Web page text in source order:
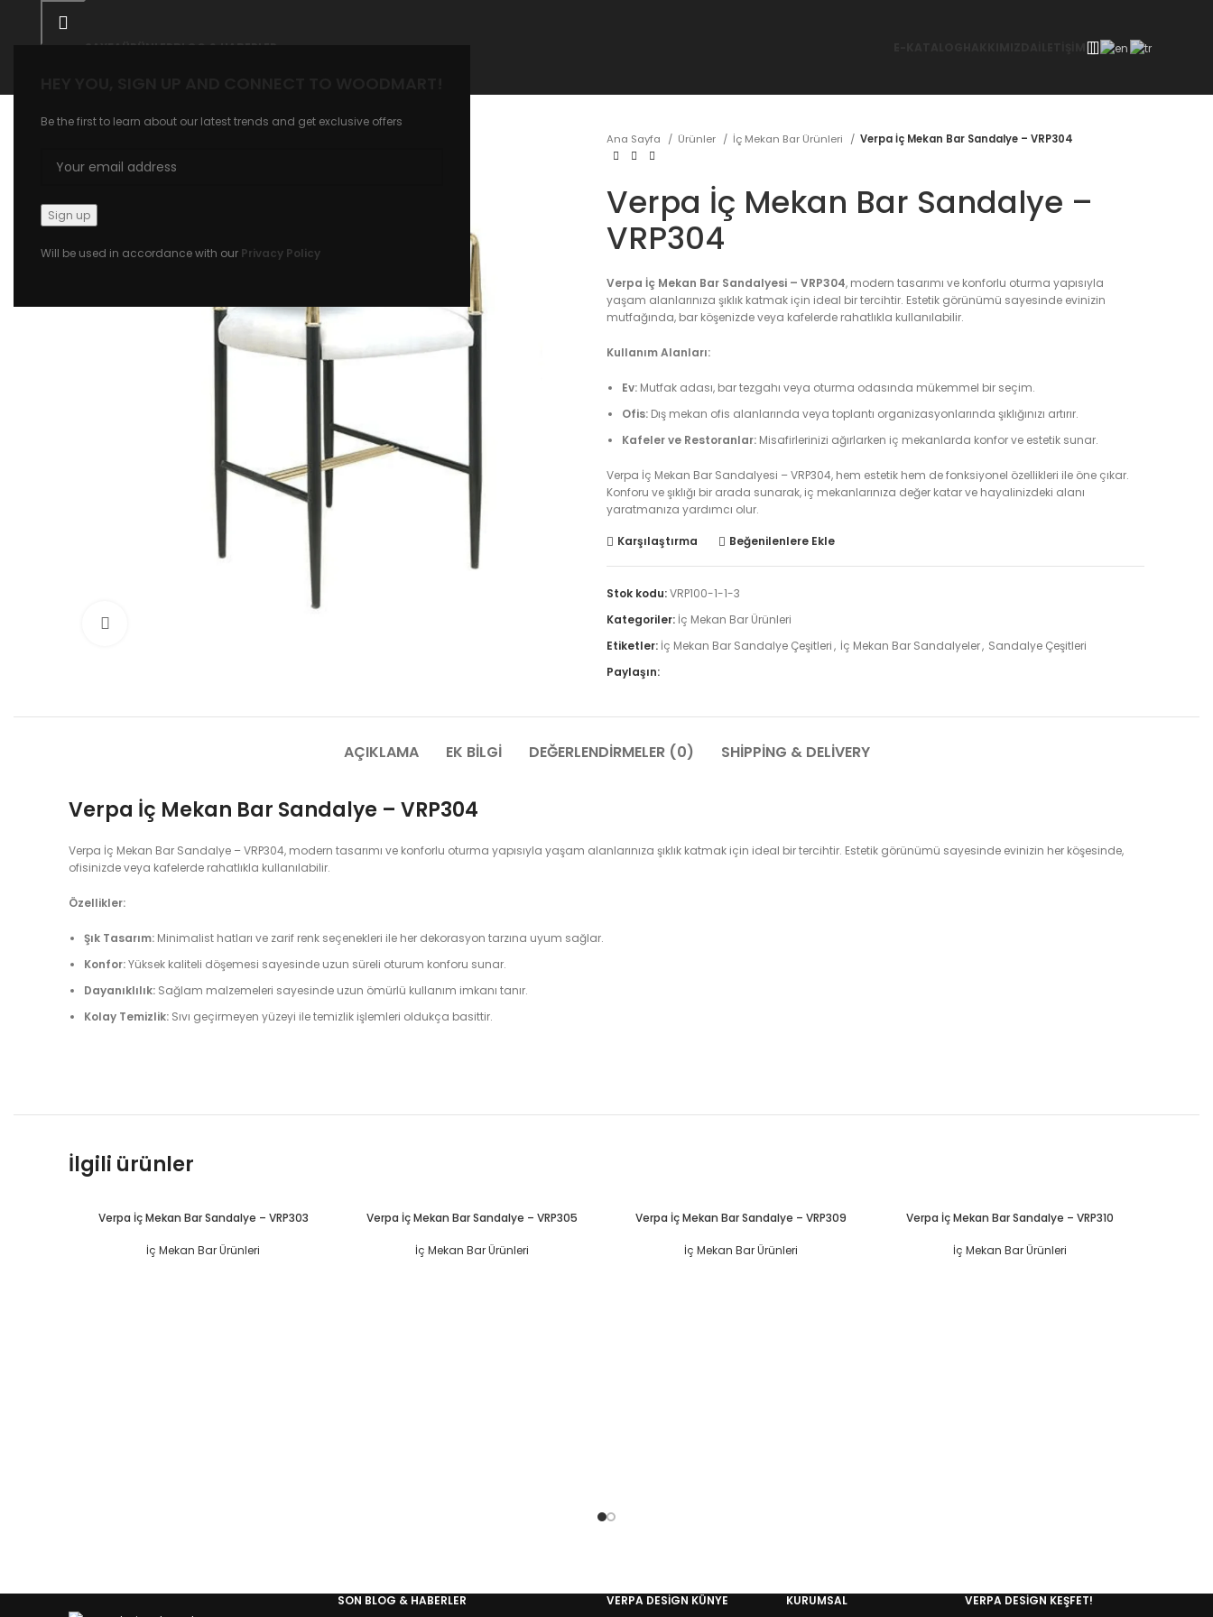
Be the first to learn about our latest trends and get exclusive offers
Will be used in accordance with our Privacy Policy
ANASAYFA ÜRÜNLERBLOG & HABERLER
Ana Sayfa Ürünler İç Mekan Bar Ürünleri Verpa İç Mekan Bar Sandalye – VRP304
Verpa İç Mekan Bar Sandalye –
VRP304
Verpa İç Mekan Bar Sandalyesi – VRP304, modern tasarımı ve konforlu oturma yapısıyla
yaşam alanlarınıza şıklık katmak için ideal bir tercihtir. Estetik görünümü sayesinde evinizin
mutfağında, bar köşenizde veya kafelerde rahatlıkla kullanılabilir.
Kullanım Alanları:
Ev: Mutfak adası, bar tezgahı veya oturma odasında mükemmel bir seçim.
Ofis: Dış mekan ofis alanlarında veya toplantı organizasyonlarında şıklığınızı artırır.
Kafeler ve Restoranlar: Misafirlerinizi ağırlarken iç mekanlarda konfor ve estetik sunar.
Verpa İç Mekan Bar Sandalyesi – VRP304, hem estetik hem de fonksiyonel özellikleri ile öne çıkar.
Konforu ve şıklığı bir arada sunarak, iç mekanlarınıza değer katar ve hayalinizdeki alanı
yaratmanıza yardımcı olur.
Karşılaştırma Beğenilenlere Ekle
Stok kodu:VRP100-1-1-3
Kategoriler: İç Mekan Bar Ürünleri
Etiketler: İç Mekan Bar Sandalye Çeşitleri, İç Mekan Bar Sandalyeler, Sandalye Çeşitleri
Paylaşın:
AÇIKLAMA EK BILGI DEĞERLENDIRMELER (0) SHIPPING & DELIVERY
Verpa İç Mekan Bar Sandalye – VRP304
Verpa İç Mekan Bar Sandalye – VRP304, modern tasarımı ve konforlu oturma yapısıyla yaşam alanlarınıza şıklık katmak için ideal bir tercihtir. Estetik görünümü sayesinde evinizin her köşesinde,
ofisinizde veya kafelerde rahatlıkla kullanılabilir.
Özellikler:
Şık Tasarım: Minimalist hatları ve zarif renk seçenekleri ile her dekorasyon tarzına uyum sağlar.
Konfor:Yüksek kaliteli döşemesi sayesinde uzun süreli oturum konforu sunar.
Dayanıklılık: Sağlam malzemeleri sayesinde uzun ömürlü kullanım imkanı tanır.
Kolay Temizlik: Sıvı geçirmeyen yüzeyi ile temizlik işlemleri oldukça basittir.
İlgili ürünler
Verpa İç Mekan Bar Sandalye – VRP303
İç Mekan Bar Ürünleri
Verpa İç Mekan Bar Sandalye – VRP305
İç Mekan Bar Ürünleri
Verpa İç Mekan Bar Sandalye – VRP309
İç Mekan Bar Ürünleri
Verpa İç Mekan Bar Sandalye – VRP310
İç Mekan Bar Ürünleri
SON BLOG & HABERLER VERPA DESIGN KÜNYE KURUMSAL VERPA DESIGN KEŞFET!